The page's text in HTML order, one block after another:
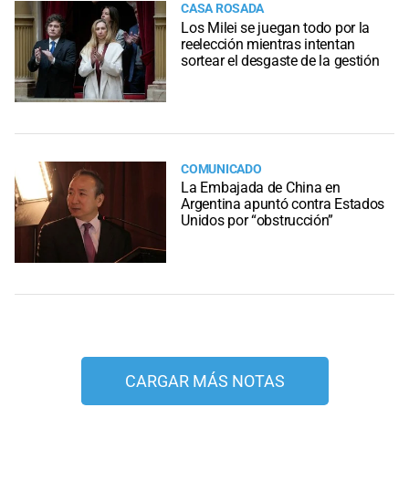
CASA ROSADA
Los Milei se juegan todo por la
reelección mientras intentan
sortear el desgaste de la gestión
COMUNICADO
La Embajada de China en
Argentina apuntó contra Estados
Unidos por “obstrucción”
CARGAR MÁS NOTAS